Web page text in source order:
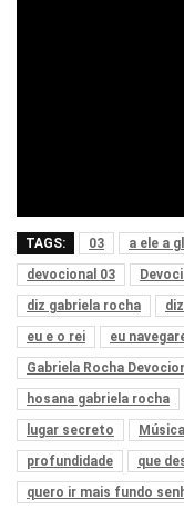
TAGS: 03 a ele a
devocional 03
diz gabriela rocha
eu e o rei
eu
Gabriela Rocha
hosana gabriela rocha
lugar secreto
profundidade
que
quero ir mais fundo